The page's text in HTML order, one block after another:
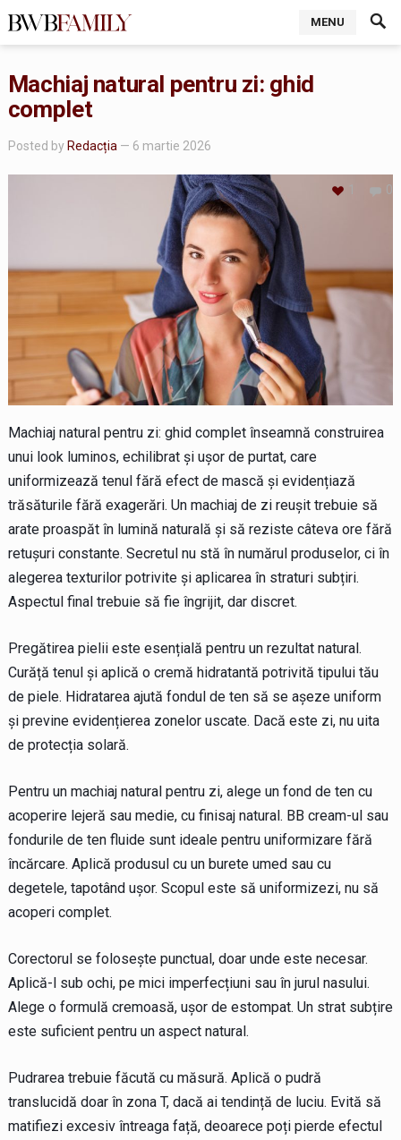
MENU
Machiaj natural pentru zi: ghid
complet
Posted by Redacția — 6 martie 2026
0
Machiaj natural pentru zi: ghid complet înseamnă construirea
unui look luminos, echilibrat și ușor de purtat, care
uniformizează tenul fără efect de mască și evidențiază
trăsăturile fără exagerări. Un machiaj de zi reușit trebuie să
arate proaspăt în lumină naturală și să reziste câteva ore fără
retușuri constante. Secretul nu stă în numărul produselor, ci în
alegerea texturilor potrivite și aplicarea în straturi subțiri.
Aspectul final trebuie să fie îngrijit, dar discret.
Pregătirea pielii este esențială pentru un rezultat natural.
Curăță tenul și aplică o cremă hidratantă potrivită tipului tău
de piele. Hidratarea ajută fondul de ten să se așeze uniform
și previne evidențierea zonelor uscate. Dacă este zi, nu uita
de protecția solară.
Pentru un machiaj natural pentru zi, alege un fond de ten cu
acoperire lejeră sau medie, cu finisaj natural. BB cream-ul sau
fondurile de ten fluide sunt ideale pentru uniformizare fără
încărcare. Aplică produsul cu un burete umed sau cu
degetele, tapotând ușor. Scopul este să uniformizezi, nu să
acoperi complet.
Corectorul se folosește punctual, doar unde este necesar.
Aplică-l sub ochi, pe mici imperfecțiuni sau în jurul nasului.
Alege o formulă cremoasă, ușor de estompat. Un strat subțire
este suficient pentru un aspect natural.
Pudrarea trebuie făcută cu măsură. Aplică o pudră
translucidă doar în zona T, dacă ai tendință de luciu. Evită să
matifiezi excesiv întreaga față, deoarece poți pierde efectul